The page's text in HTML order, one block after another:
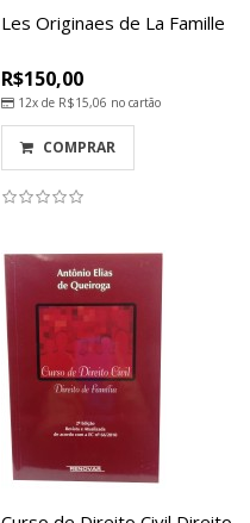
Les Originaes de La Famille
R$150,00
12x de R$15,06 no cartão
COMPRAR